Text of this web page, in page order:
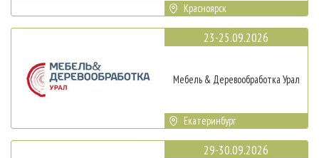
Красноярск
23-25.09.2026
Мебель & Деревообработка Урал
Екатеринбург
29-30.09.2026